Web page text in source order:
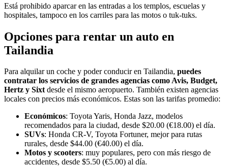
Está prohibido aparcar en las entradas a los templos, escuelas y
hospitales, tampoco en los carriles para las motos o tuk-tuks.
Opciones para rentar un auto en
Tailandia
Para alquilar un coche y poder conducir en Tailandia, puedes
contratar los servicios de grandes agencias como Avis, Budget,
Hertz y Sixtdesde el mismo aeropuerto. También existen agencias
locales con precios más económicos. Estas son las tarifas promedio:
Económicos: Toyota Yaris, Honda Jazz, modelos
recomendados para la ciudad, desde $20.00 (€18.00) el día.
SUVs: Honda CR-V, Toyota Fortuner, mejor para rutas
rurales, desde $44.00 (€40.00) el día.
Motos y scooters: muy populares, pero con más riesgo de
accidentes, desde $5.50 (€5.00) al día.